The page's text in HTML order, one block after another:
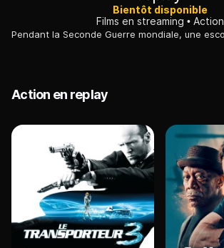
Bientôt disponible
Films en streaming
Action
Action en replay